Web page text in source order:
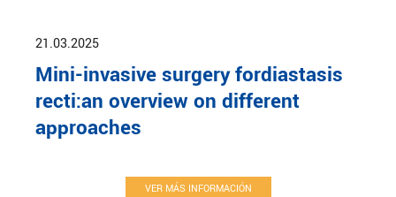
21.03.2025
Mini-invasive surgery fordiastasis
recti:an overview on different
approaches
VER MÁS INFORMACIÓN